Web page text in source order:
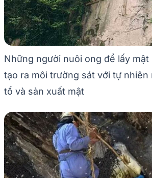
Những người nuôi ong để lấy mật
tạo ra môi trường sát với tự nhiên
tổ và sản xuất mật